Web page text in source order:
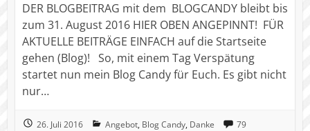
DER BLOGBEITRAG mit dem BLOGCANDY bleibt bis
zum 31. August 2016 HIER OBEN ANGEPINNT! FÜR
AKTUELLE BEITRÄGE EINFACH auf die Startseite
gehen (Blog)! So, mit einem Tag Verspätung
startet nun mein Blog Candy für Euch. Es gibt nicht
nur…
26. Juli 2016 Angebot, Blog Candy, Danke
79